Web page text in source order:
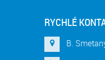
RYCHLÉ
B.